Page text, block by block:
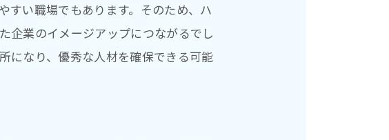
すい職場でもあります。そのため、ハ
企業のイメージアップにつながるでし
になり、優秀な人材を確保できる可能